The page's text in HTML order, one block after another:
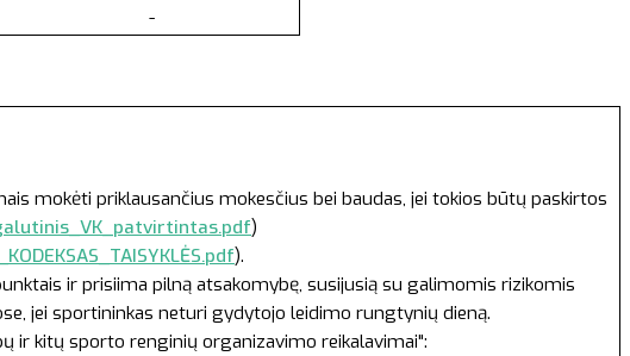
-
mokėti priklausančius mokesčius bei baudas, jei tokios būtų paskirtos
)
).
ir prisiima pilną atsakomybę, susijusią su galimomis rizikomis
jei sportininkas neturi gydytojo leidimo rungtynių dieną.
ir kitų sporto renginių organizavimo reikalavimai":